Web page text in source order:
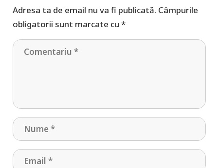
Adresa ta de email nu va fi publicată. Câmpurile
obligatorii sunt marcate cu *